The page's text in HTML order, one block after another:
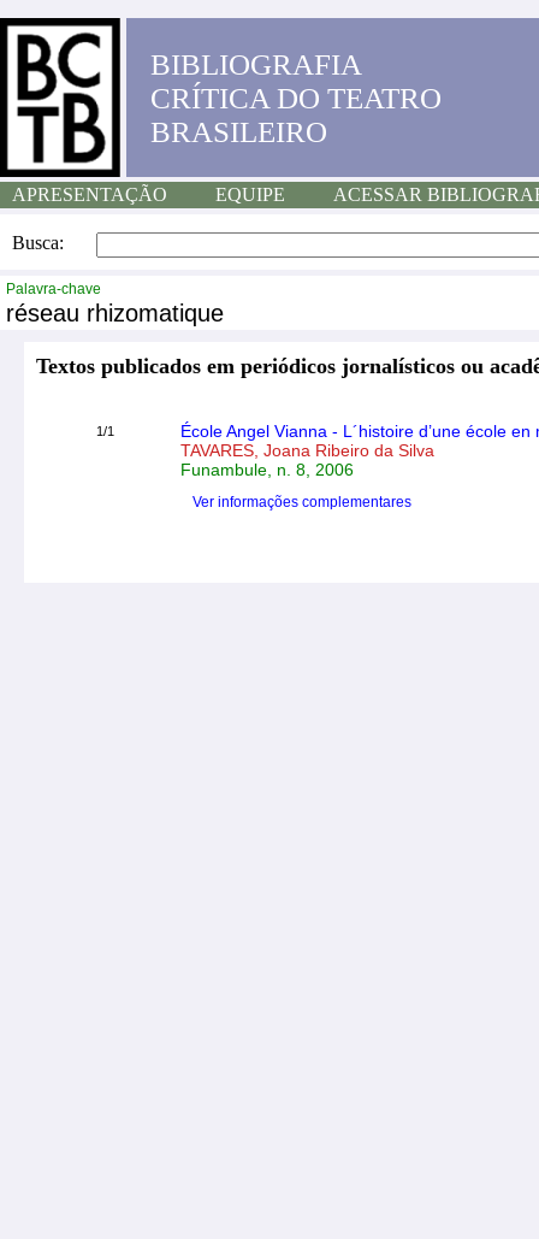
BIBLIOGRAFIA
CRÍTICA DO TEATRO
BRASILEIRO
APRESENTAÇÃO EQUIPE ACESSAR
Busca:
Palavra-chave
réseau rhizomatique
Textos publicados em periódicos jornalísticos ou
1/1
École Angel Vianna - L´histoire d’une école en
TAVARES, Joana Ribeiro da Silva
Funambule, n. 8, 2006
Ver informações complementares